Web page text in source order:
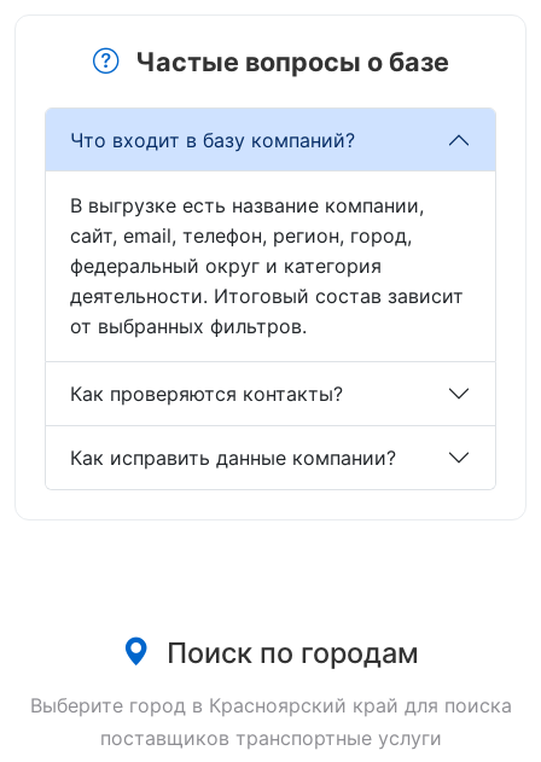
Частые вопросы о базе
Что входит в базу компаний?
В выгрузке есть название компании,
сайт, email, телефон, регион, город,
федеральный округ и категория
деятельности. Итоговый состав зависит
от выбранных фильтров.
Как проверяются контакты?
Как исправить данные компании?
Поиск по городам
Выберите город в Красноярский край для поиска
поставщиков транспортные услуги